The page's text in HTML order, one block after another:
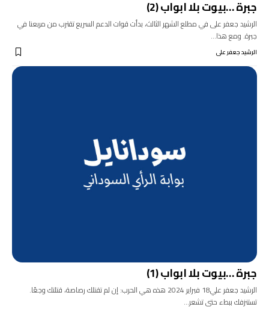
جبرة …بيوت بلا ابواب (2)
الرشيد جعفر على في مطلع الشهر الثالث، بدأت قوات الدعم السريع تقترب من مربعنا في
جبرة. ومع هذا…
الرشيد جعفر على
جبرة …بيوت بلا ابواب (1)
الرشيد جعفر علي18 فبراير 2024 هذه هي الحرب: إن لم تقتلك رصاصة، قتلتك وجعًا.
تستنزفك ببطء حتى تشعر…